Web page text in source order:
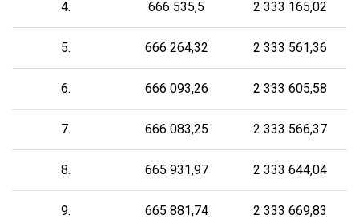
4. 666 535,5 2 333 165,02
5. 666 264,32 2 333 561,36
6. 666 093,26 2 333 605,58
7. 666 083,25 2 333 566,37
8. 665 931,97 2 333 644,04
9. 665 881,74 2 333 669,83